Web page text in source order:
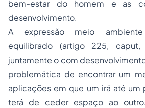
bem-estar do homem e as
desenvolvimento.
A expressão meio ambiente
equilibrado (artigo 225, caput,
juntamente o com
problemática de encontrar um
aplicações em que um irá até um
terá de ceder espaço ao